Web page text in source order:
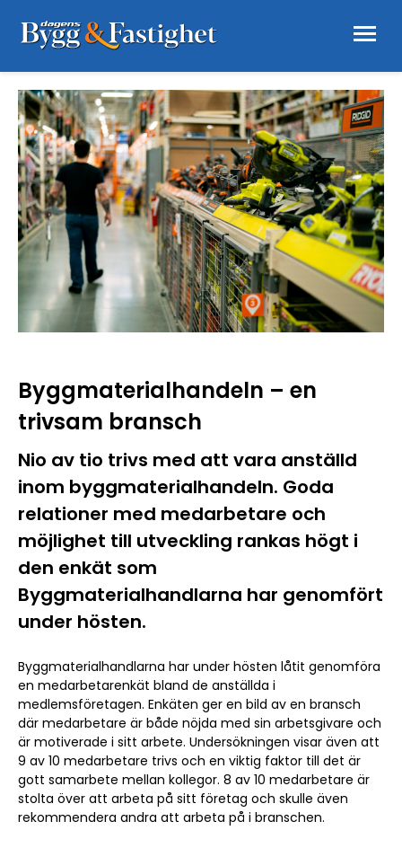
Byggmaterialhandeln – en
trivsam bransch
Nio av tio trivs med att vara anställd
inom byggmaterialhandeln. Goda
relationer med medarbetare och
möjlighet till utveckling rankas högt i
den enkät som
Byggmaterialhandlarna har genomfört
under hösten.
Byggmaterialhandlarna har under hösten låtit genomföra
en medarbetarenkät bland de anställda i
medlemsföretagen. Enkäten ger en bild av en bransch
där medarbetare är både nöjda med sin arbetsgivare och
är motiverade i sitt arbete. Undersökningen visar även att
9 av 10 medarbetare trivs och en viktig faktor till det är
gott samarbete mellan kollegor. 8 av 10 medarbetare är
stolta över att arbeta på sitt företag och skulle även
rekommendera andra att arbeta på i branschen.